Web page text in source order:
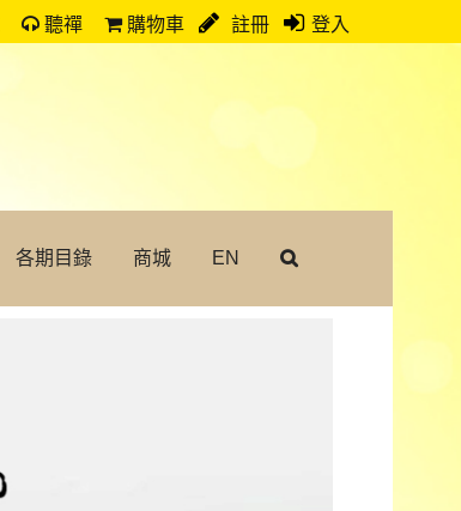
聽禪 購物車 註冊 登入
各期目錄 商城 EN